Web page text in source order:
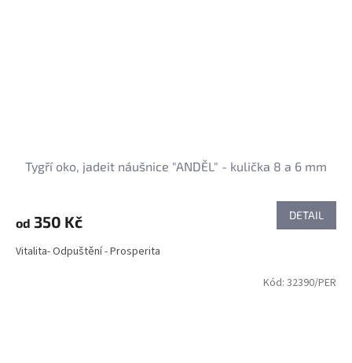
Tygří oko, jadeit náušnice "ANDĚL" - kulička 8 a 6 mm
od 350 Kč DETAIL
Vitalita- Odpuštění - Prosperita
Kód: 32390/PER